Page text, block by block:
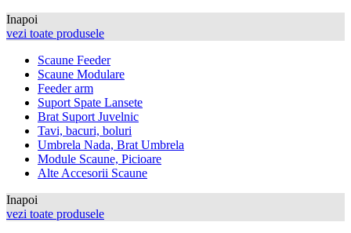
Inapoi
vezi toate produsele
Scaune Feeder
Scaune Modulare
Feeder arm
Suport Spate Lansete
Brat Suport Juvelnic
Tavi, bacuri, boluri
Umbrela Nada, Brat Umbrela
Module Scaune, Picioare
Alte Accesorii Scaune
Inapoi
vezi toate produsele